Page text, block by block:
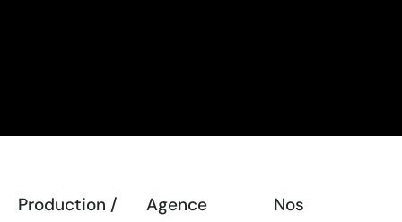
Production /
Agence
Nos